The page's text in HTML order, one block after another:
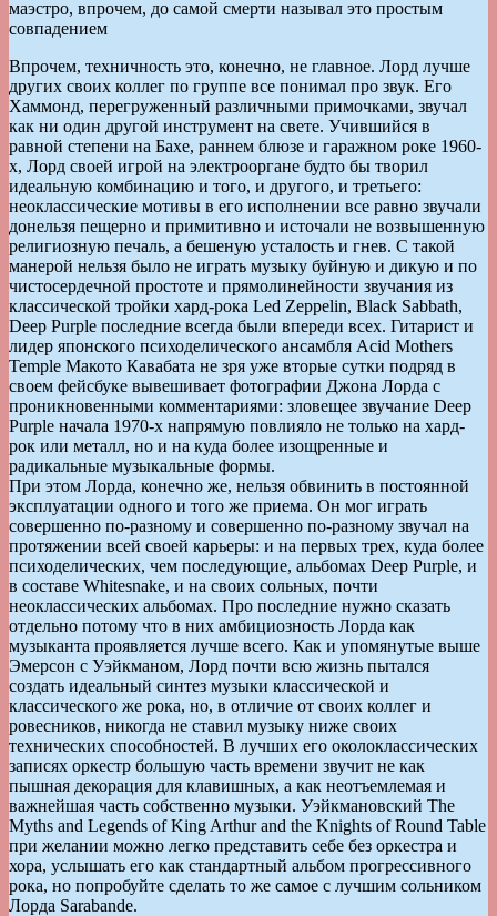
маэстро, впрочем, до самой смерти называл это простым
совпадением
Впрочем, техничность это, конечно, не главное. Лорд лучше
других своих коллег по группе все понимал про звук. Его
Хаммонд, перегруженный различными примочками, звучал
как ни один другой инструмент на свете. Учившийся в
равной степени на Бахе, раннем блюзе и гаражном роке 1960-
х, Лорд своей игрой на электрооргане будто бы творил
идеальную комбинацию и того, и другого, и третьего:
неоклассические мотивы в его исполнении все равно звучали
донельзя пещерно и примитивно и источали не возвышенную
религиозную печаль, а бешеную усталость и гнев. С такой
манерой нельзя было не играть музыку буйную и дикую и по
чистосердечной простоте и прямолинейности звучания из
классической тройки хард-рока Led Zeppelin, Black Sabbath,
Deep Purple последние всегда были впереди всех. Гитарист и
лидер японского психоделического ансамбля Acid Mothers
Temple Макото Кавабата не зря уже вторые сутки подряд в
своем фейсбуке вывешивает фотографии Джона Лорда с
проникновенными комментариями: зловещее звучание Deep
Purple начала 1970-х напрямую повлияло не только на хард-
рок или металл, но и на куда более изощренные и
радикальные музыкальные формы.
При этом Лорда, конечно же, нельзя обвинить в постоянной
эксплуатации одного и того же приема. Он мог играть
совершенно по-разному и совершенно по-разному звучал на
протяжении всей своей карьеры: и на первых трех, куда более
психоделических, чем последующие, альбомах Deep Purple, и
в составе Whitesnake, и на своих сольных, почти
неоклассических альбомах. Про последние нужно сказать
отдельно потому что в них амбициозность Лорда как
музыканта проявляется лучше всего. Как и упомянутые выше
Эмерсон с Уэйкманом, Лорд почти всю жизнь пытался
создать идеальный синтез музыки классической и
классического же рока, но, в отличие от своих коллег и
ровесников, никогда не ставил музыку ниже своих
технических способностей. В лучших его околоклассических
записях оркестр большую часть времени звучит не как
пышная декорация для клавишных, а как неотъемлемая и
важнейшая часть собственно музыки. Уэйкмановский The
Myths and Legends of King Arthur and the Knights of Round Table
при желании можно легко представить себе без оркестра и
хора, услышать его как стандартный альбом прогрессивного
рока, но попробуйте сделать то же самое с лучшим сольником
Лорда Sarabande.